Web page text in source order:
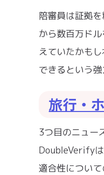
陪審員は証拠
から数百万ド
えていたかも
できるという強
旅行・
3つ目のニュー
DoubleVerify
適合性について